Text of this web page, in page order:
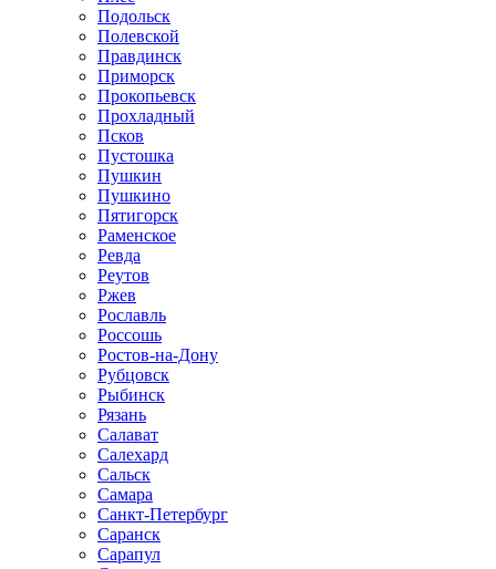
Подольск
Полевской
Правдинск
Приморск
Прокопьевск
Прохладный
Псков
Пустошка
Пушкин
Пушкино
Пятигорск
Раменское
Ревда
Реутов
Ржев
Рославль
Россошь
Ростов-на-Дону
Рубцовск
Рыбинск
Рязань
Салават
Салехард
Сальск
Самара
Санкт-Петербург
Саранск
Сарапул